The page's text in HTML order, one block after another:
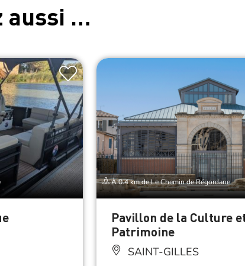
aussi …
À 0.4 km de Le Chemin de Régordane
Pavillon de la Culture
Patrimoine
SAINT-GILLES